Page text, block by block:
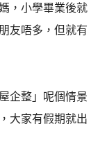
，小學畢業後就
友唔多，但就有
企整」呢個情景
大家有假期就出